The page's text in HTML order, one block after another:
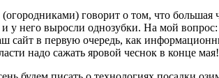
говорит о том, что большая
у него выросли однозубки. На мой
сайт в первую очередь, как
надо сажать яровой чеснок в конце